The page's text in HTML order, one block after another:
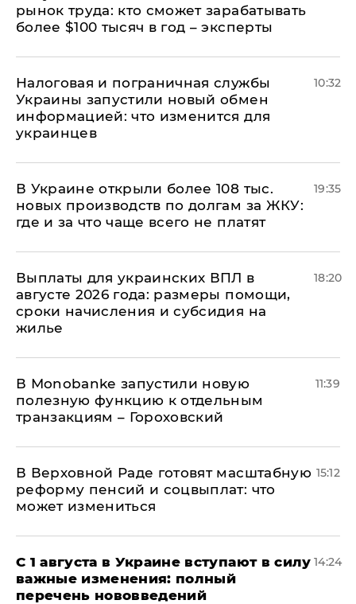
рынок труда: кто сможет зарабатывать
более $100 тысяч в год – эксперты
Налоговая и пограничная службы
Украины запустили новый обмен
информацией: что изменится для
украинцев
10:32
В Украине открыли более 108 тыс.
новых производств по долгам за ЖКУ:
где и за что чаще всего не платят
19:35
Выплаты для украинских ВПЛ в
августе 2026 года: размеры помощи,
сроки начисления и субсидия на
жилье
18:20
В Мonobankе запустили новую
полезную функцию к отдельным
транзакциям – Гороховский
11:39
В Верховной Раде готовят масштабную
реформу пенсий и соцвыплат: что
может измениться
15:12
С 1 августа в Украине вступают в силу
важные изменения: полный
перечень нововведений
14:24